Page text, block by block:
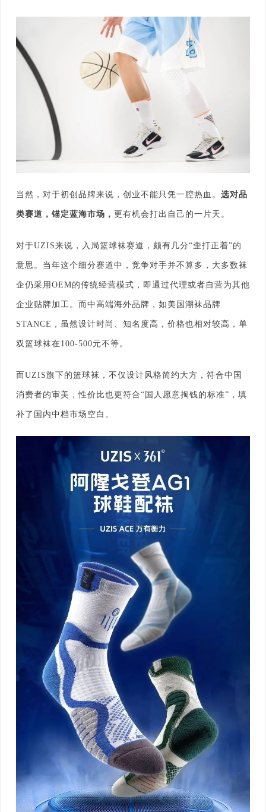
当然，对于初创品牌来说，创业不能只凭一腔热血。 选对品
类赛道，锚定蓝海市场， 更有机会打出自己的一片天。
对于UZIS来说，入局篮球袜赛道，颇有几分“歪打正着”的
意思。当年这个细分赛道中，竞争对手并不算多，大多数袜
企仍采用OEM的传统经营模式，即通过代理或者自营为其他
企业贴牌加工。而中高端海外品牌，如美国潮袜品牌
STANCE，虽然设计时尚、知名度高，价格也相对较高，单
双篮球袜在100-500元不等。
而UZIS旗下的篮球袜，不仅设计风格简约大方，符合中国
消费者的审美，性价比也更符合“国人愿意掏钱的标准”，填
补了国内中档市场空白。